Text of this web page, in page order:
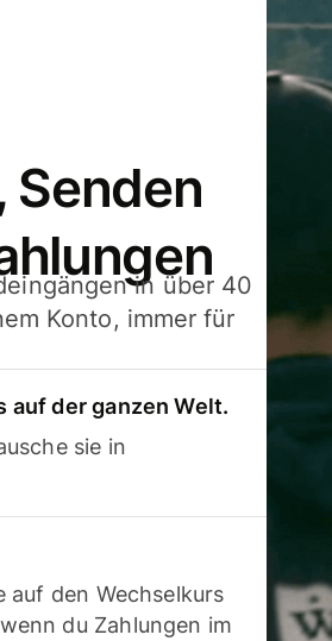
Senden
in über 40
Konto, immer für
auf der ganzen Welt.
sie in
auf den Wechselkurs
du Zahlungen im